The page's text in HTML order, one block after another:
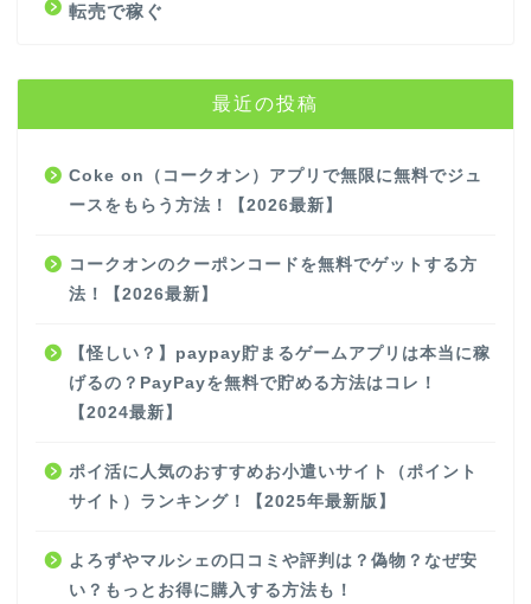
転売で稼ぐ
最近の投稿
Coke on（コークオン）アプリで無限に無料でジュ
ースをもらう方法！【2026最新】
コークオンのクーポンコードを無料でゲットする方
法！【2026最新】
【怪しい？】paypay貯まるゲームアプリは本当に稼
げるの？PayPayを無料で貯める方法はコレ！
【2024最新】
ポイ活に人気のおすすめお小遣いサイト（ポイント
サイト）ランキング！【2025年最新版】
よろずやマルシェの口コミや評判は？偽物？なぜ安
い？もっとお得に購入する方法も！